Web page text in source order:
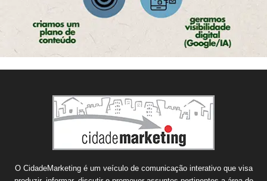
O CidadeMarketing é um veículo de comunicação interativo que visa